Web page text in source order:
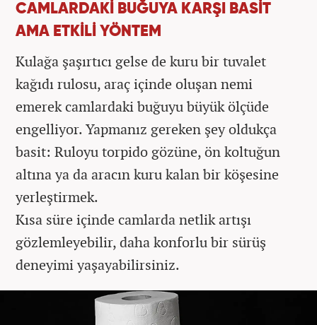
CAMLARDAKİ BUĞUYA KARŞI BASİT
AMA ETKİLİ YÖNTEM
Kulağa şaşırtıcı gelse de kuru bir tuvalet
kağıdı rulosu, araç içinde oluşan nemi
emerek camlardaki buğuyu büyük ölçüde
engelliyor. Yapmanız gereken şey oldukça
basit: Ruloyu torpido gözüne, ön koltuğun
altına ya da aracın kuru kalan bir köşesine
yerleştirmek.
Kısa süre içinde camlarda netlik artışı
gözlemleyebilir, daha konforlu bir sürüş
deneyimi yaşayabilirsiniz.